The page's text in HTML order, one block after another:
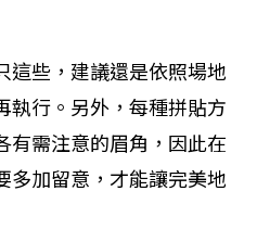
這些，建議還是依照場地
執行。另外，每種拼貼方
有需注意的眉角，因此在
多加留意，才能讓完美地